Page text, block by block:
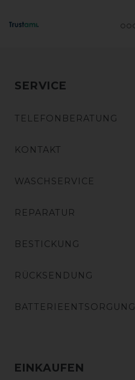
SERVICE
TELEFONBERATUNG
KONTAKT
WASCHSERVICE
REPARATUR
BESTICKUNG
RÜCKSENDUNG
BATTERIEENTSORGUNG
EINKAUFEN